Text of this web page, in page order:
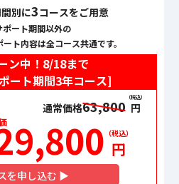
別に3コースをご用意
ポート期間以外の
ト内容は全コース共通です。
ン中！ 8/18まで
ート期間3年コース]
通常価格63,800 円
（税込）
円
（税込）
を申し込む ▶